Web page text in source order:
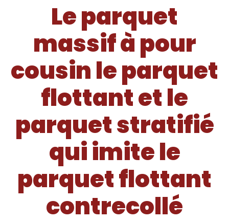
Le parquet
massif à pour
cousin le parquet
flottant et le
parquet stratifié
qui imite le
parquet flottant
contrecollé